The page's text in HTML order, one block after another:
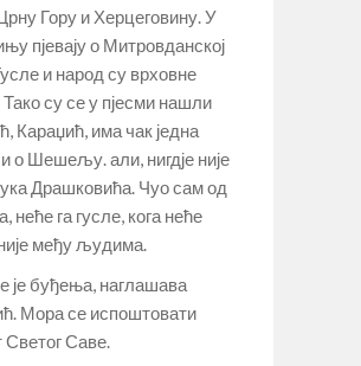
Гору и Херцеговину. У
пјевају о Митровданској
и народ су врховне
Тако су се у пјесми нашли
Караџић, има чак једна
и о Шешељу. али, нигдје није
Драшковића. Чуо сам од
неће га гусле, кога неће
међу људима.
је буђења, наглашава
Мора се испоштовати
Светог Саве.